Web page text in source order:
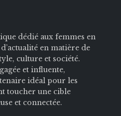
dédié aux femmes en
en matière de
culture et société.
et influente,
idéal pour les
toucher une cible
et connectée.